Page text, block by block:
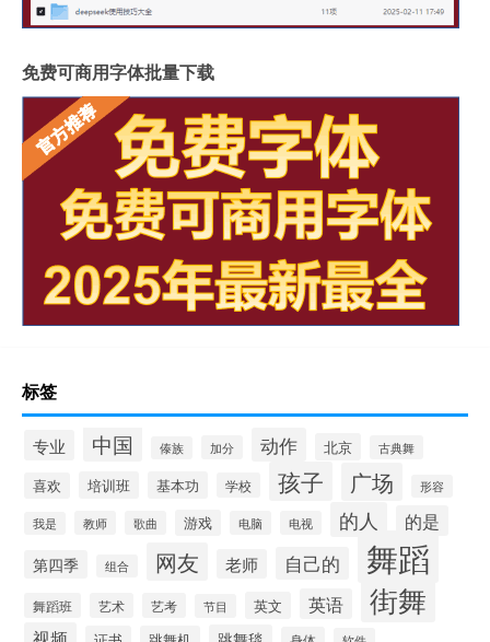
免费可商用字体批量下载
标签
专业 中国 傣族 加分 动作 北京 古典舞
喜欢 培训班 基本功 学校 孩子 广场 形容
我是 教师 歌曲 游戏 电脑 电视 的人 的是
第四季 组合 网友 老师 自己的 舞蹈
舞蹈班 艺术 艺考 节目 英文 英语 街舞